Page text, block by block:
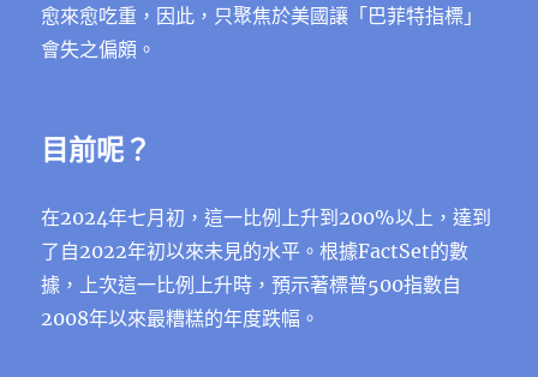
愈來愈吃重，因此，只聚焦於美國讓「巴菲特指標」
會失之偏頗。
目前呢？
在2024年七月初，這一比例上升到200%以上，達到
了自2022年初以來未見的水平。根據FactSet的數
據，上次這一比例上升時，預示著標普500指數自
2008年以來最糟糕的年度跌幅。